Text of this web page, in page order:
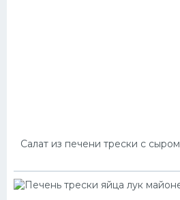
Салат из печени трески с сыром